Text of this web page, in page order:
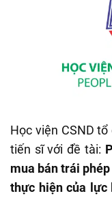
Học viện CSND
tiến sĩ với đề tài:
mua bán trái
thực hiện của lực